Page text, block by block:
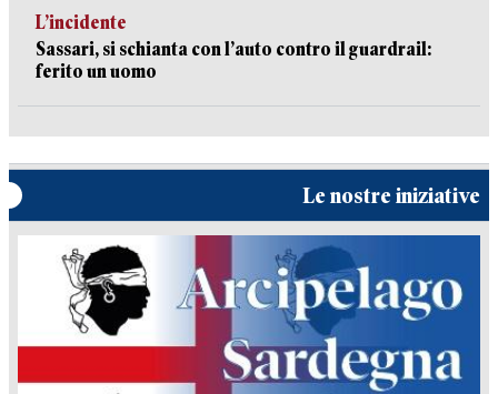
L’incidente
Sassari, si schianta con l’auto contro il guardrail:
ferito un uomo
Le nostre iniziative